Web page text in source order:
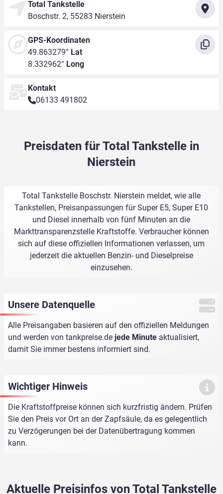
Total Tankstelle
Boschstr. 2, 55283 Nierstein
GPS-Koordinaten
49.863279° Lat
8.332962° Long
Kontakt
06133 491802
Preisdaten für Total Tankstelle in
Nierstein
Total Tankstelle Boschstr. Nierstein meldet, wie alle
Tankstellen, Preisanpassungen für Super E5, Super E10
und Diesel innerhalb von fünf Minuten an die
Markttransparenzstelle Kraftstoffe. Verbraucher können
sich auf diese offiziellen Informationen verlassen, um
jederzeit die aktuellen Benzin- und Dieselpreise
einzusehen.
Unsere Datenquelle
Alle Preisangaben basieren auf den offiziellen Meldungen
und werden von tankpreise.de jede Minute aktualisiert,
damit Sie immer bestens informiert sind.
Wichtiger Hinweis
Die Kraftstoffpreise können sich kurzfristig ändern. Prüfen
Sie den Preis vor Ort an der Zapfsäule, da es gelegentlich
zu Verzögerungen bei der Datenübertragung kommen
kann.
Aktuelle Preisinfos von Total Tankstelle